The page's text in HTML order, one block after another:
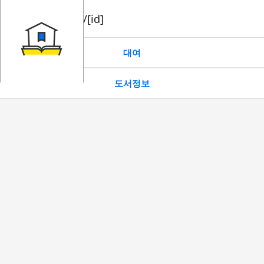
book/rent/[id]
대여
도서정보